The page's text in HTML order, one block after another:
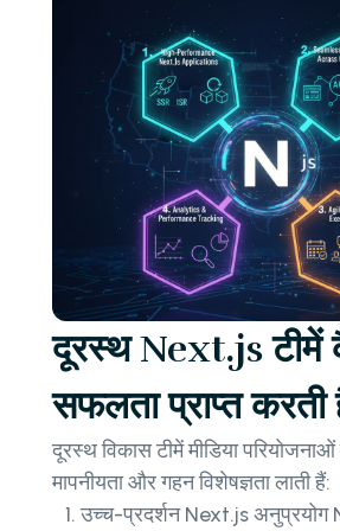
दूरस्थ Next.js
सफलता प्राप्त करती
दूरस्थ विकास टीमें मीडिया
मापनीयता और गहन विशेषज्ञता लाती हैं:
उच्च-प्रदर्शन Next.js अनुप्रयोग